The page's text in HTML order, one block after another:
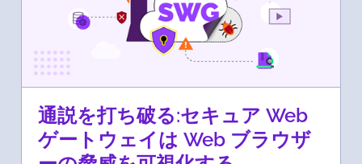
通説を打ち破る:セキュア Web
ゲートウェイは Web ブラウザ